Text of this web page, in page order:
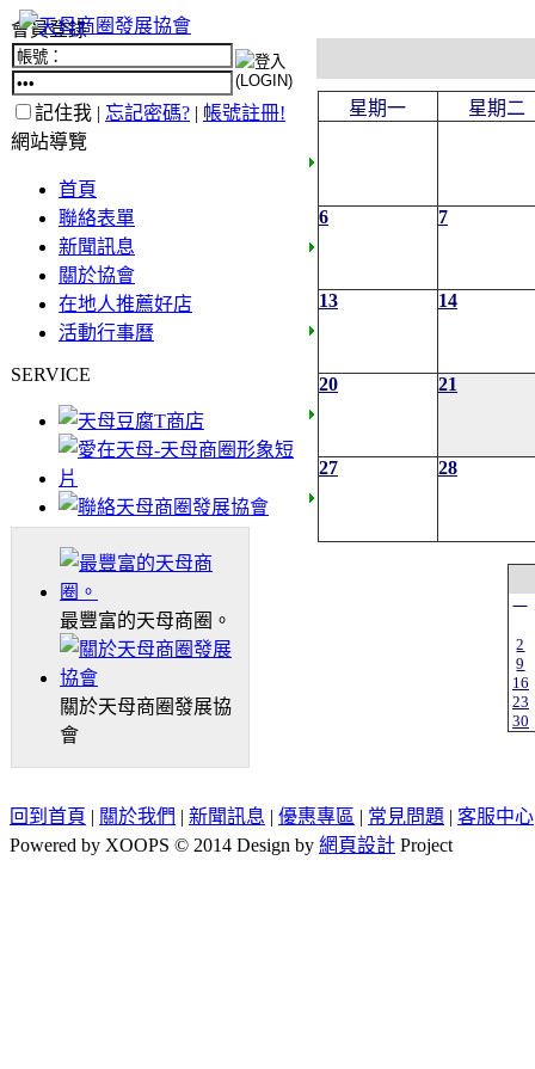
會員登錄
記住我 | 忘記密碼? | 帳號註冊!
網站導覽
首頁
聯絡表單
新聞訊息
關於協會
在地人推薦好店
活動行事曆
SERVICE
最豐富的天母商圈。
關於天母商圈發展協
會
星期一 星期二
6 7
13 14
20 21
27 28
一
2
9
16
23
30
回到首頁 | 關於我們 | 新聞訊息 | 優惠專區 | 常見問題 | 客服中心
Powered by XOOPS © 2014 Design by 網頁設計 Project